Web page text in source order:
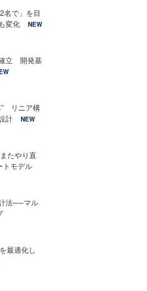
名で」を目
変化
NEW
確立 開発基
” リニア構
計
NEW
たやり直
トモデル
法──マル
最適化し